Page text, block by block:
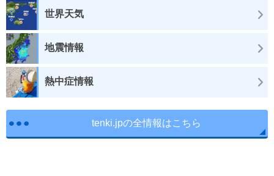
世界天気
地震情報
熱中症情報
tenki.jpの全情報はこちら